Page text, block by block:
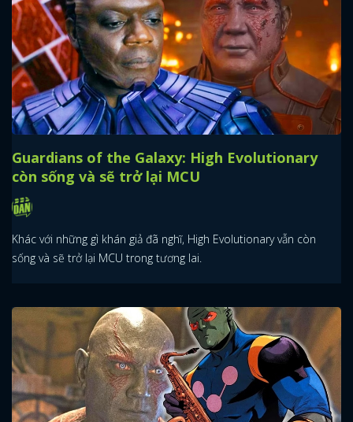
Guardians of the Galaxy: High Evolutionary
còn sống và sẽ trở lại MCU
Khác với những gì khán giả đã nghĩ, High Evolutionary vẫn còn
sống và sẽ trở lại MCU trong tương lai.